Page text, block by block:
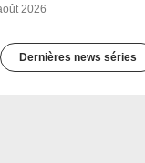
2026
Dernières news séries